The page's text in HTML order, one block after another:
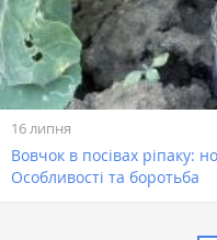
16 липня
Вовчок в посівах ріпаку:
Особливості та боротьба